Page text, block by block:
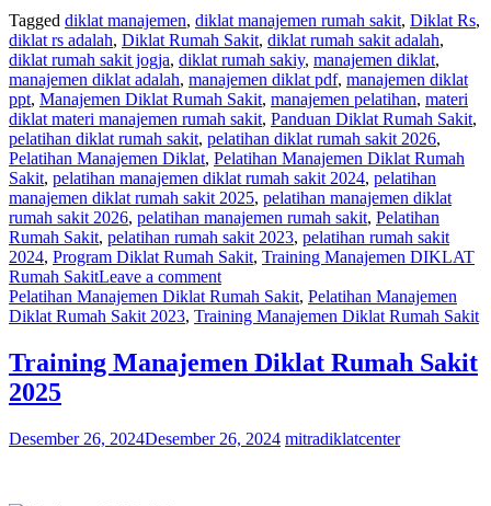
Tagged diklat manajemen, diklat manajemen rumah sakit, Diklat Rs,
diklat rs adalah, Diklat Rumah Sakit, diklat rumah sakit adalah,
diklat rumah sakit jogja, diklat rumah sakiy, manajemen diklat,
manajemen diklat adalah, manajemen diklat pdf, manajemen diklat
ppt, Manajemen Diklat Rumah Sakit, manajemen pelatihan, materi
diklat materi manajemen rumah sakit, Panduan Diklat Rumah Sakit,
pelatihan diklat rumah sakit, pelatihan diklat rumah sakit 2026,
Pelatihan Manajemen Diklat, Pelatihan Manajemen Diklat Rumah
Sakit, pelatihan manajemen diklat rumah sakit 2024, pelatihan
manajemen diklat rumah sakit 2025, pelatihan manajemen diklat
rumah sakit 2026, pelatihan manajemen rumah sakit, Pelatihan
Rumah Sakit, pelatihan rumah sakit 2023, pelatihan rumah sakit
2024, Program Diklat Rumah Sakit, Training Manajemen DIKLAT
Rumah SakitLeave a comment
Pelatihan Manajemen Diklat Rumah Sakit, Pelatihan Manajemen
Diklat Rumah Sakit 2023, Training Manajemen Diklat Rumah Sakit
Training Manajemen Diklat Rumah Sakit
2025
Desember 26, 2024Desember 26, 2024 mitradiklatcenter